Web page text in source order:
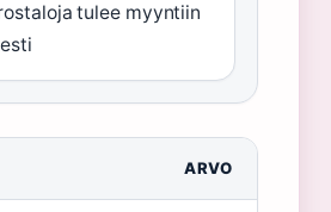
tulee myyntiin
ARVO